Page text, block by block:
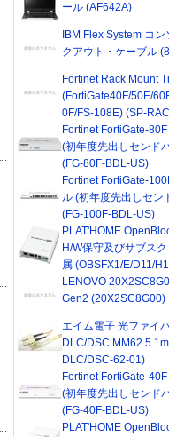
ール (AF642A)
IBM Flex System コ
クアウト・ケーブル
Fortinet Rack Mount
(FortiGate40F/50E/
0F/FS-108E) (SP-
Fortinet FortiGate-
(初年度先出しセンド
(FG-80F-BDL-US)
Fortinet FortiGate-
ル (初年度先出しセン
(FG-100F-BDL-US)
PLAT'HOME
H/W保守及びサブス
属 (OBSFX1/E/D11/
LENOVO
Gen2 (20X2SC8G00)
エイム電子 光ファイ
DLC/DSC MM62.5
DLC/DSC-62-01)
Fortinet FortiGate-
(初年度先出しセンド
(FG-40F-BDL-US)
PLAT'HOME